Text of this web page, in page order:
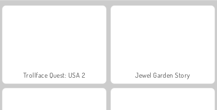
Trollface Quest: USA 2 Jewel Garden Story